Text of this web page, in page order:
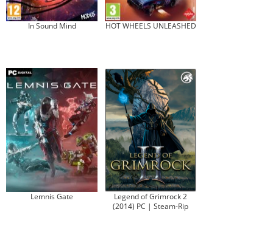
In Sound Mind HOT WHEELS UNLEASHED
Lemnis Gate
Legend of Grimrock 2
(2014) PC | Steam-Rip